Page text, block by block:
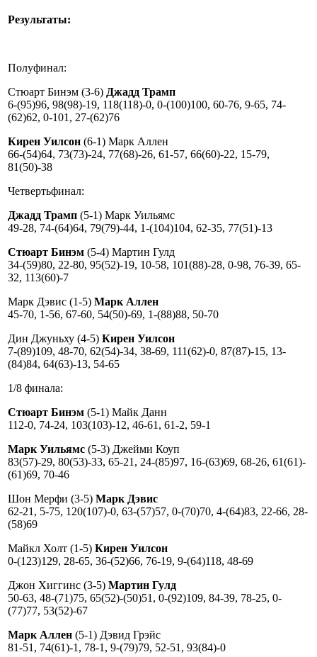
Результаты:
Полуфинал:
Стюарт Бинэм (3-6) Джадд Трамп
6-(95)96, 98(98)-19, 118(118)-0, 0-(100)100, 60-76, 9-65, 74-
(62)62, 0-101, 27-(62)76
Кирен Уилсон (6-1) Марк Аллен
66-(54)64, 73(73)-24, 77(68)-26, 61-57, 66(60)-22, 15-79,
81(50)-38
Четвертьфинал:
Джадд Трамп (5-1) Марк Уильямс
49-28, 74-(64)64, 79(79)-44, 1-(104)104, 62-35, 77(51)-13
Стюарт Бинэм (5-4) Мартин Гулд
34-(59)80, 22-80, 95(52)-19, 10-58, 101(88)-28, 0-98, 76-39, 65-
32, 113(60)-7
Марк Дэвис (1-5) Марк Аллен
45-70, 1-56, 67-60, 54(50)-69, 1-(88)88, 50-70
Дин Джуньху (4-5) Кирен Уилсон
7-(89)109, 48-70, 62(54)-34, 38-69, 111(62)-0, 87(87)-15, 13-
(84)84, 64(63)-13, 54-65
1/8 финала:
Стюарт Бинэм (5-1) Майк Данн
112-0, 74-24, 103(103)-12, 46-61, 61-2, 59-1
Марк Уильямс (5-3) Джейми Коуп
83(57)-29, 80(53)-33, 65-21, 24-(85)97, 16-(63)69, 68-26, 61(61)-
(61)69, 70-46
Шон Мерфи (3-5) Марк Дэвис
62-21, 5-75, 120(107)-0, 63-(57)57, 0-(70)70, 4-(64)83, 22-66, 28-
(58)69
Майкл Холт (1-5) Кирен Уилсон
0-(123)129, 28-65, 36-(52)66, 76-19, 9-(64)118, 48-69
Джон Хиггинс (3-5) Мартин Гулд
50-63, 48-(71)75, 65(52)-(50)51, 0-(92)109, 84-39, 78-25, 0-
(77)77, 53(52)-67
Марк Аллен (5-1) Дэвид Грэйс
81-51, 74(61)-1, 78-1, 9-(79)79, 52-51, 93(84)-0